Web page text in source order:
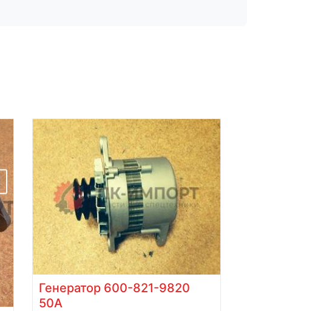
Генератор 600-821-9820
50A